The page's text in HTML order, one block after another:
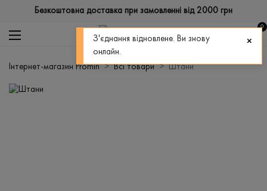
Безкоштовна доставка при замовленні від 2000 грн
0
Інтернет-магазин Promin Всі товари Штани
З'єднання відновлене. Ви знову
онлайн.